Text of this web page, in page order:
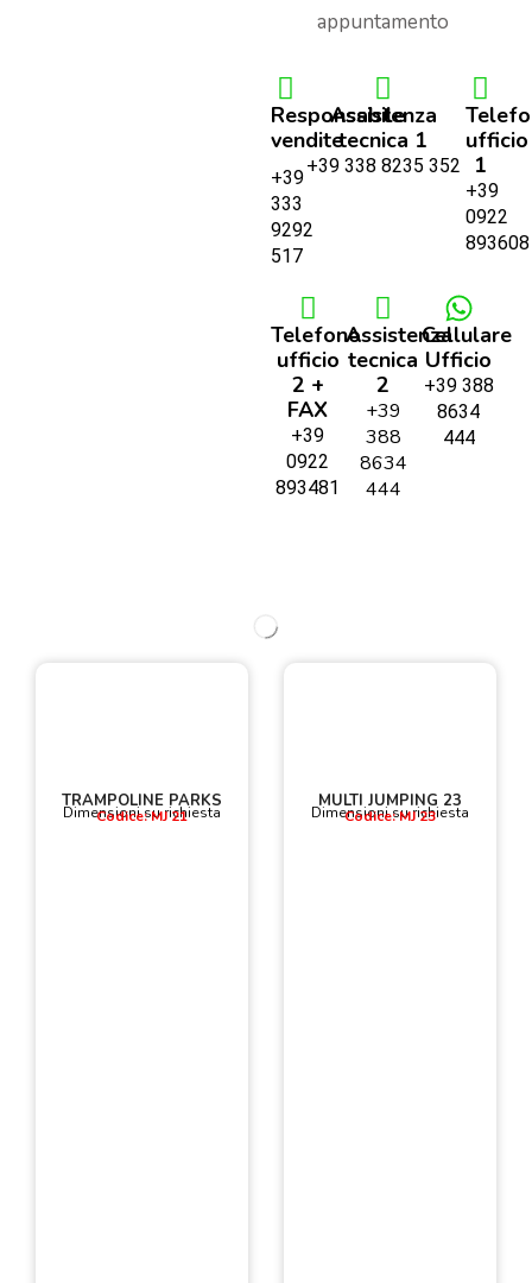
appuntamento
Responsabile
vendite
+39
333
9292
517
Assistenza
tecnica 1
+39 338 8235 352
ufficio
1
+39
0922
893608
Telefono
ufficio
2 +
FAX
+39
0922
893481
Assistenza
tecnica
2
+39
388
8634
444
Cellulare
Ufficio
+39 388
8634
444
TRAMPOLINE PARKS
Dimensioni su richiesta
Codice: MJ 21
MULTI JUMPING 23
Dimensioni su richiesta
Codice: MJ 23